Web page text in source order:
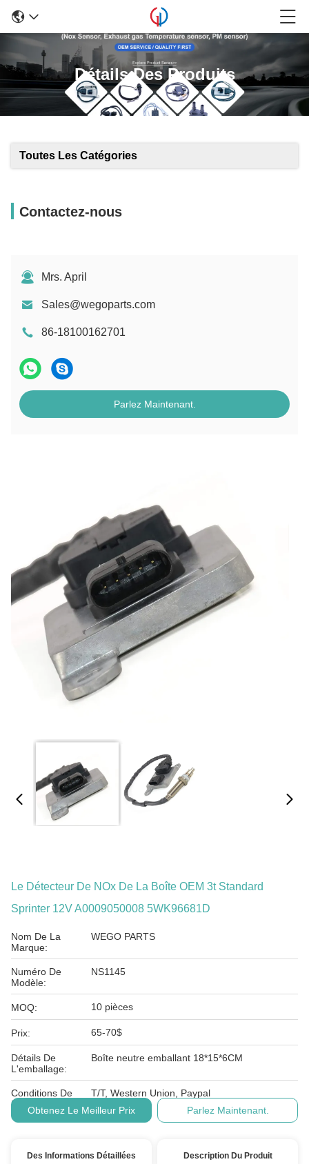
Détails Des Produits
Toutes Les Catégories
Contactez-nous
Mrs. April
Sales@wegoparts.com
86-18100162701
Parlez Maintenant.
Le Détecteur De NOx De La Boîte OEM 3t Standard
Sprinter 12V A0009050008 5WK96681D
Nom De La
Marque:
WEGO PARTS
Numéro De
Modèle:
NS1145
MOQ: 10 pièces
Prix: 65-70$
Détails De
L'emballage:
Boîte neutre emballant 18*15*6CM
Conditions De
Paiement:
T/T, Western Union, Paypal
Obtenez Le Meilleur Prix
Parlez Maintenant.
Des Informations Détaillées Description Du Produit